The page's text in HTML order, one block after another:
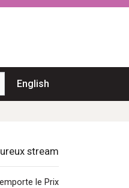
English
stream
le Prix